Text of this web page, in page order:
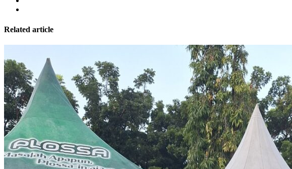
Related article